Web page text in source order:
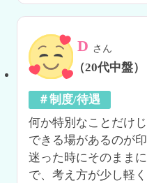
D さん
（20代中盤）
＃制度/待遇
何か特別なことだけ
できる場があるのが
迷った時にそのまま
で、考え方が少し軽く